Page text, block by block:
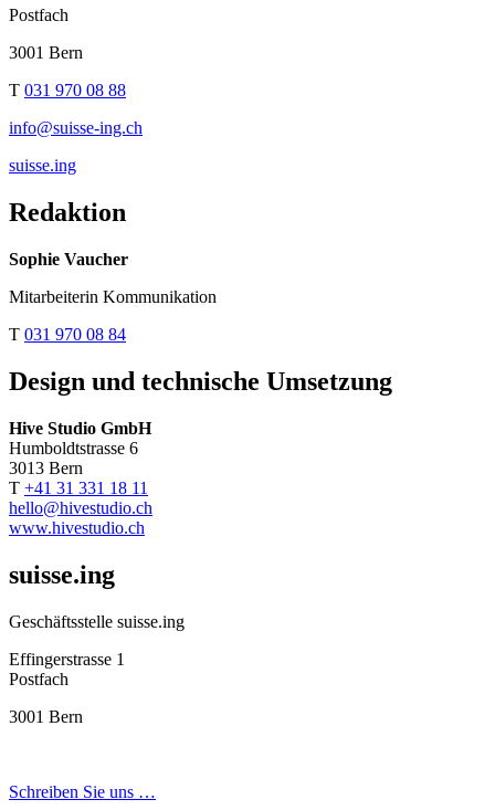
Postfach
3001 Bern
T 031 970 08 88
info@suisse-ing.ch
suisse.ing
Redaktion
Sophie Vaucher
Mitarbeiterin Kommunikation
T 031 970 08 84
Design und technische Umsetzung
Hive Studio GmbH
Humboldtstrasse 6
3013 Bern
T +41 31 331 18 11
hello@hivestudio.ch
www.hivestudio.ch
suisse.ing
Geschäftsstelle suisse.ing
Effingerstrasse 1
Postfach
3001 Bern
Schreiben Sie uns …